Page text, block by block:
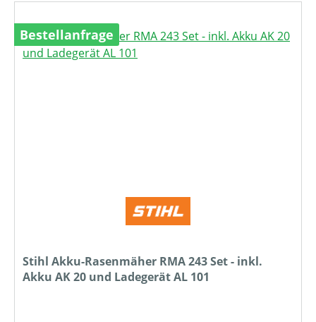
Bestellanfrage
Stihl Akku-Rasenmäher RMA 243 Set - inkl.
Akku AK 20 und Ladegerät AL 101